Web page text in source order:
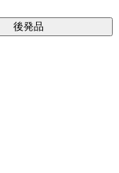
後発品